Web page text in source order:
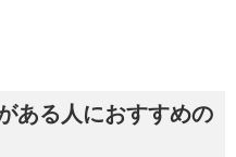
ある人におすすめの